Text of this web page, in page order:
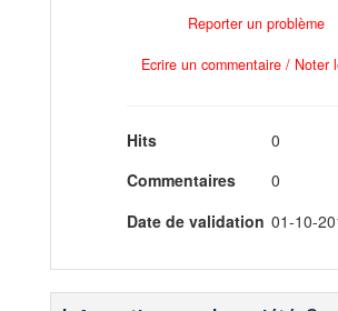
Reporter un problème
Ecrire un commentaire / Noter
Hits
0
Commentaires
0
Date de validation 01-10-